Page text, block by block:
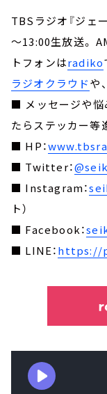
TBSラジオ『ジェ
～13:00生放送。
トフォンはradiko
ラジオクラウドや、
■ メッセージや悩
たらステッカー等
■ HP：
■ Twitter：
■ Instagram：
ト）
■ Facebook：
■ LINE：https://